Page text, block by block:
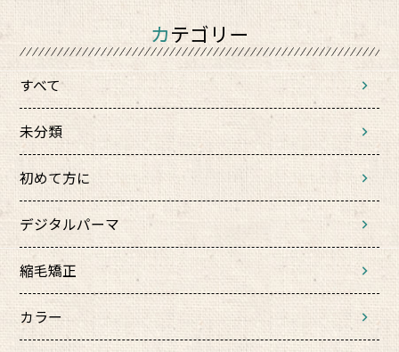
カテゴリー
すべて
未分類
初めて方に
デジタルパーマ
縮毛矯正
カラー